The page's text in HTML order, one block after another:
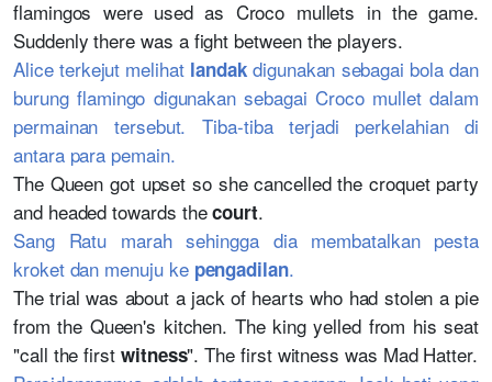
flamingos were used as Croco mullets in the game.
Suddenly there was a fight between the players.
Alice terkejut melihat landakdigunakan sebagai bola dan
burung flamingo digunakan sebagai Croco mullet dalam
permainan tersebut. Tiba-tiba terjadi perkelahian di
antara para pemain.
The Queen got upset so she cancelled the croquet party
and headed towards thecourt.
Sang Ratu marah sehingga dia membatalkan pesta
kroket dan menuju ke pengadilan.
The trial was about a jack of hearts who had stolen a pie
from the Queen's kitchen. The king yelled from his seat
"call the first witness". The first witness was Mad Hatter.